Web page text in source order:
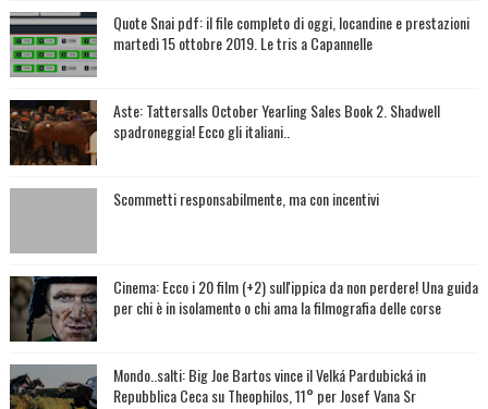
Quote Snai pdf: il file completo di oggi, locandine e prestazioni
martedì 15 ottobre 2019. Le tris a Capannelle
Aste: Tattersalls October Yearling Sales Book 2. Shadwell
spadroneggia! Ecco gli italiani..
Scommetti responsabilmente, ma con incentivi
Cinema: Ecco i 20 film (+2) sull'ippica da non perdere! Una guida
per chi è in isolamento o chi ama la filmografia delle corse
Mondo..salti: Big Joe Bartos vince il Velká Pardubická in
Repubblica Ceca su Theophilos, 11° per Josef Vana Sr